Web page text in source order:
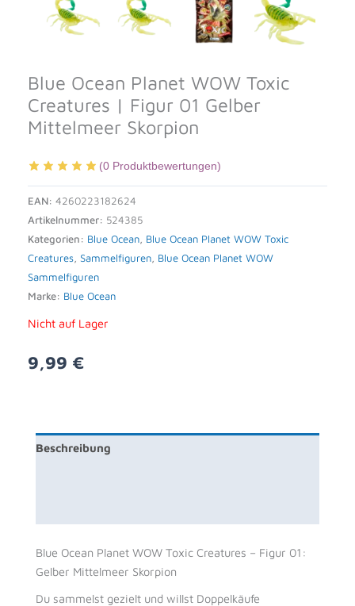
Blue Ocean Planet WOW Toxic
Creatures | Figur 01 Gelber
Mittelmeer Skorpion
(0 Produktbewertungen)
EAN: 4260223182624
Artikelnummer: 524385
Kategorien: Blue Ocean Blue Ocean Planet WOW Toxic
Creatures Sammelfiguren Blue Ocean Planet WOW
Sammelfiguren
Marke: Blue Ocean
Nicht auf Lager
9,99 €
Beschreibung
Blue Ocean Planet WOW Toxic Creatures – Figur 01:
Gelber Mittelmeer Skorpion
Du sammelst gezielt und willst Doppelkäufe